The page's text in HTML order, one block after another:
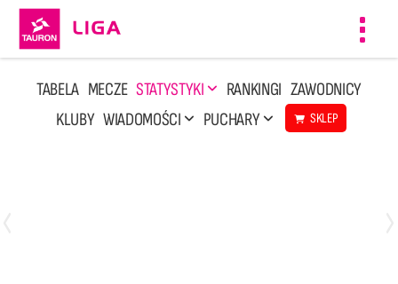
TABELA MECZE STATYSTYKI RANKINGI ZAWODNICY
KLUBY WIADOMOŚCI PUCHARY SKLEP